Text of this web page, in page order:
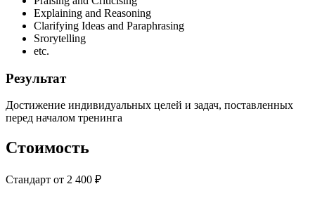
Explaining and Reasoning
Clarifying Ideas and Paraphrasing
Srorytelling
etc.
Результат
Достижение индивидуальных целей и задач, поставленных
перед началом тренинга
Стоимость
Стандарт от 2 400 ₽